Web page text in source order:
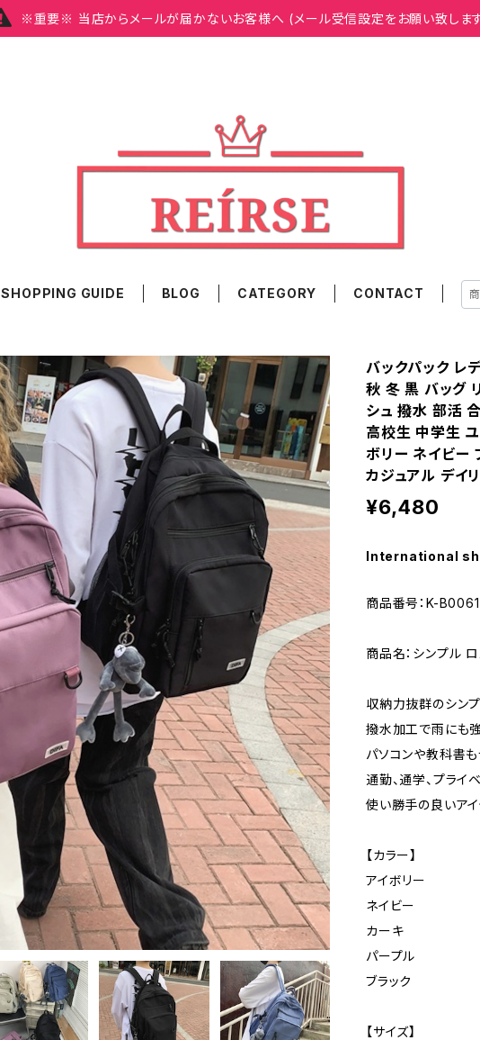
※重要※ 当店からメールが届かないお客様へ (メール受信設定をお願い致しま
SHOPPING GUIDE BLOG CATEGORY CONTACT
バックパック レ
秋 冬 黒 バッグ
シュ 撥水 部活
高校生 中学生
ボリー ネイビー
カジュアル デイ
¥6,480
International
商品番号：K-B0061
商品名：シンプル
収納力抜群のシンプ
撥水加工で雨にも
パソコンや教科書
通勤、通学、プライ
使い勝手の良いア
【カラー】
アイボリー
ネイビー
カーキ
パープル
ブラック
【サイズ】